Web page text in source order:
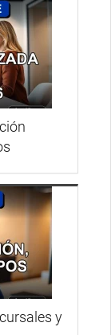
y